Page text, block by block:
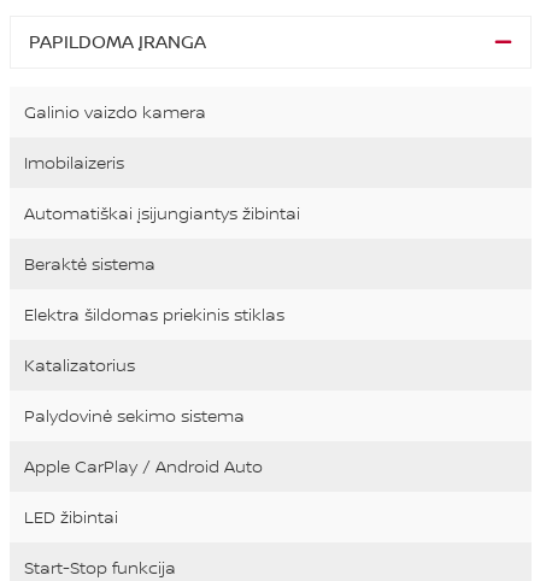
PAPILDOMA ĮRANGA
Galinio vaizdo kamera
Imobilaizeris
Automatiškai įsijungiantys žibintai
Beraktė sistema
Elektra šildomas priekinis stiklas
Katalizatorius
Palydovinė sekimo sistema
Apple CarPlay / Android Auto
LED žibintai
Start-Stop funkcija